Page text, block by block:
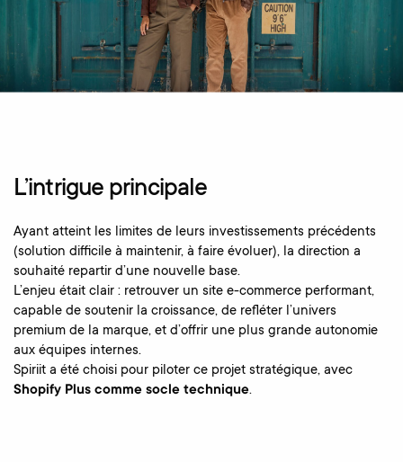
L’intrigue principale
Ayant atteint les limites de leurs investissements précédents
(solution difficile à maintenir, à faire évoluer), la direction a
souhaité repartir d’une nouvelle base.
L’enjeu était clair : retrouver un site e-commerce performant,
capable de soutenir la croissance, de refléter l’univers
premium de la marque, et d’offrir une plus grande autonomie
aux équipes internes.
Spiriit a été choisi pour piloter ce projet stratégique, avec
Shopify Plus comme socle technique.